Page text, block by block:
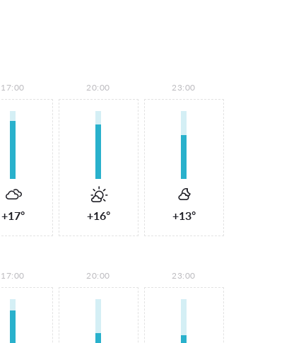
17:00
+17°
20:00
+16°
23:00
+13°
17:00 20:00 23:00